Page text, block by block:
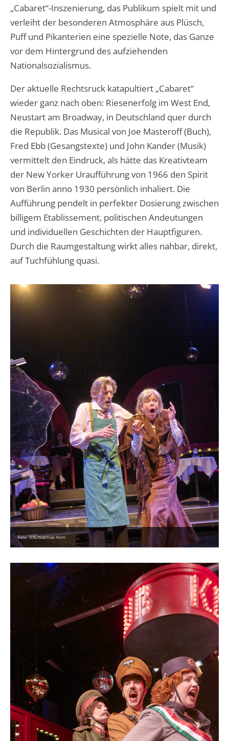
„Cabaret“-Inszenierung, das Publikum spielt mit und
verleiht der besonderen Atmosphäre aus Plüsch,
Puff und Pikanterien eine spezielle Note, das Ganze
vor dem Hintergrund des aufziehenden
Nationalsozialismus.
Der aktuelle Rechtsruck katapultiert „Cabaret“
wieder ganz nach oben: Riesenerfolg im West End,
Neustart am Broadway, in Deutschland quer durch
die Republik. Das Musical von Joe Masteroff (Buch),
Fred Ebb (Gesangstexte) und John Kander (Musik)
vermittelt den Eindruck, als hätte das Kreativteam
der New Yorker Uraufführung von 1966 den Spirit
von Berlin anno 1930 persönlich inhaliert. Die
Aufführung pendelt in perfekter Dosierung zwischen
billigem Etablissement, politischen Andeutungen
und individuellen Geschichten der Hauptfiguren.
Durch die Raumgestaltung wirkt alles nahbar, direkt,
auf Tuchfühlung quasi.
Foto: TOG/Matthias Horn